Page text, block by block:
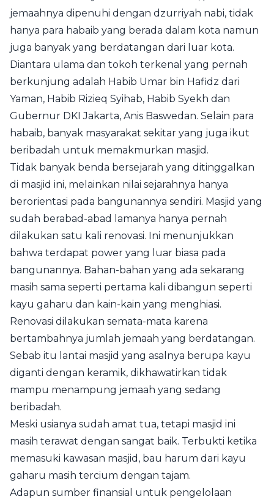
jemaahnya dipenuhi dengan dzurriyah nabi, tidak
hanya para habaib yang berada dalam kota namun
juga banyak yang berdatangan dari luar kota.
Diantara ulama dan tokoh terkenal yang pernah
berkunjung adalah Habib Umar bin Hafidz dari
Yaman, Habib Rizieq Syihab, Habib Syekh dan
Gubernur DKI Jakarta, Anis Baswedan. Selain para
habaib, banyak masyarakat sekitar yang juga ikut
beribadah untuk memakmurkan masjid.
Tidak banyak benda bersejarah yang ditinggalkan
di masjid ini, melainkan nilai sejarahnya hanya
berorientasi pada bangunannya sendiri. Masjid yang
sudah berabad-abad lamanya hanya pernah
dilakukan satu kali renovasi. Ini menunjukkan
bahwa terdapat power yang luar biasa pada
bangunannya. Bahan-bahan yang ada sekarang
masih sama seperti pertama kali dibangun seperti
kayu gaharu dan kain-kain yang menghiasi.
Renovasi dilakukan semata-mata karena
bertambahnya jumlah jemaah yang berdatangan.
Sebab itu lantai masjid yang asalnya berupa kayu
diganti dengan keramik, dikhawatirkan tidak
mampu menampung jemaah yang sedang
beribadah.
Meski usianya sudah amat tua, tetapi masjid ini
masih terawat dengan sangat baik. Terbukti ketika
memasuki kawasan masjid, bau harum dari kayu
gaharu masih tercium dengan tajam.
Adapun sumber finansial untuk pengelolaan